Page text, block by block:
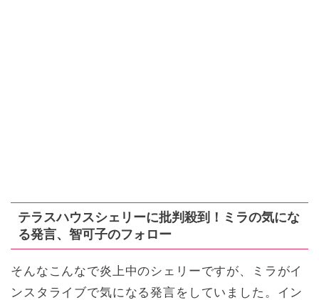
テラスハウスシェリーに批判殺到！ミラの気にな
る発言、智可子のフォロー
そんなこんなで炎上中のシェリーですが、ミラがイ
ンスタライブで気になる発言をしていました。イン